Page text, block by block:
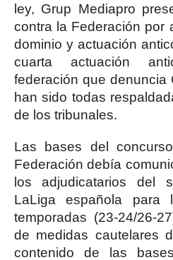
ley, Grup Mediapro
contra la Federación por
dominio y actuación
cuarta actuación
federación que denuncia
han sido todas
de los tribunales.
Las bases del
Federación debía
los adjudicatarios del
LaLiga española para
temporadas (23-24/26-
de medidas cautelares
contenido de las